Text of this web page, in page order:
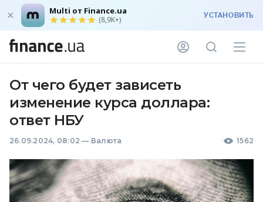
Multi от Finance.ua
(8,9K+) УСТАНОВИТЬ
От чего будет зависеть
изменение курса доллара:
ответ НБУ
26.09.2024, 08:02 — Валюта 1562